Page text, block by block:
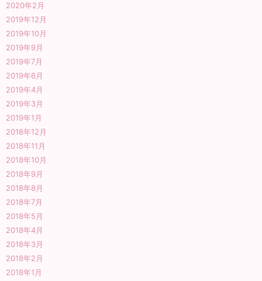
2020年2月
2019年12月
2019年10月
2019年9月
2019年7月
2019年6月
2019年4月
2019年3月
2019年1月
2018年12月
2018年11月
2018年10月
2018年9月
2018年8月
2018年7月
2018年5月
2018年4月
2018年3月
2018年2月
2018年1月